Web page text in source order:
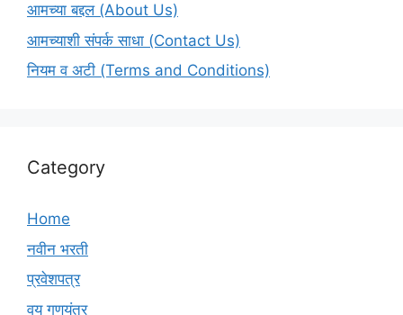
आमच्या बद्दल (About Us)
आमच्याशी संपर्क साधा (Contact Us)
नियम व अटी (Terms and Conditions)
Category
Home
नवीन भरती
प्रवेशपत्र
वय गणयंत्र